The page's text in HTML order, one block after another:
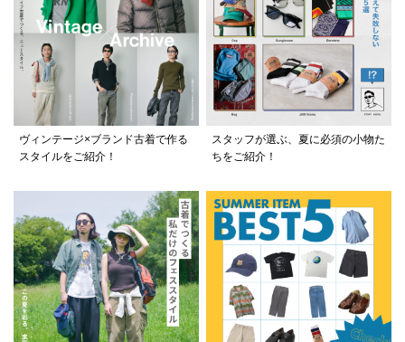
ヴィンテージ×ブランド古着で作る
スタイルをご紹介！
スタッフが選ぶ、夏に必須の小物た
ちをご紹介！